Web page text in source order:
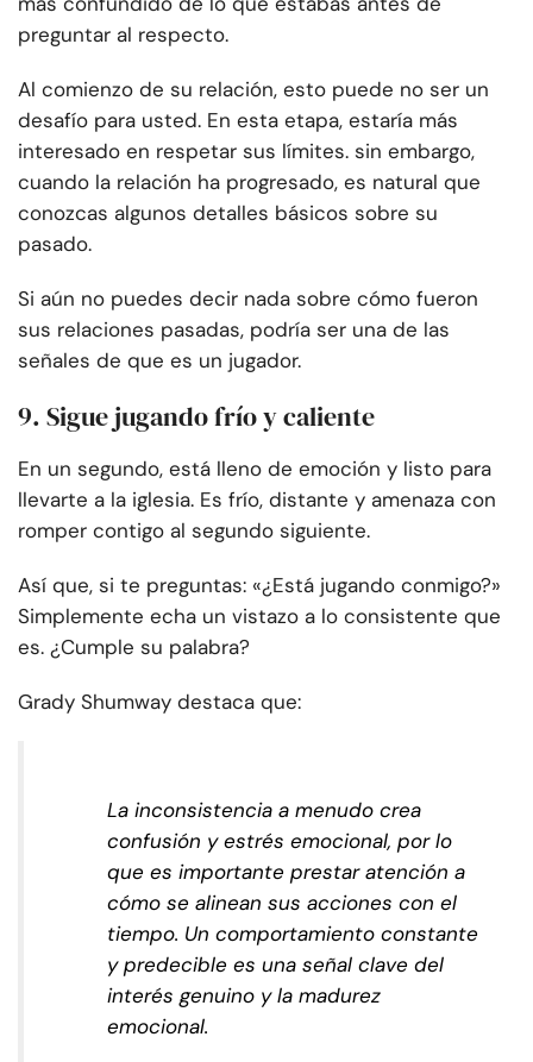
preguntar al respecto.
Al comienzo de su relación, esto puede no ser un
desafío para usted. En esta etapa, estaría más
interesado en respetar sus límites. sin embargo,
cuando la relación ha progresado, es natural que
conozcas algunos detalles básicos sobre su
pasado.
Si aún no puedes decir nada sobre cómo fueron
sus relaciones pasadas, podría ser una de las
señales de que es un jugador.
9. Sigue jugando frío y caliente
En un segundo, está lleno de emoción y listo para
llevarte a la iglesia. Es frío, distante y amenaza con
romper contigo al segundo siguiente.
Así que, si te preguntas: «¿Está jugando conmigo?»
Simplemente echa un vistazo a lo consistente que
es. ¿Cumple su palabra?
Grady Shumway destaca que:
La inconsistencia a menudo crea
confusión y estrés emocional, por lo
que es importante prestar atención a
cómo se alinean sus acciones con el
tiempo. Un comportamiento constante
y predecible es una señal clave del
interés genuino y la madurez
emocional.